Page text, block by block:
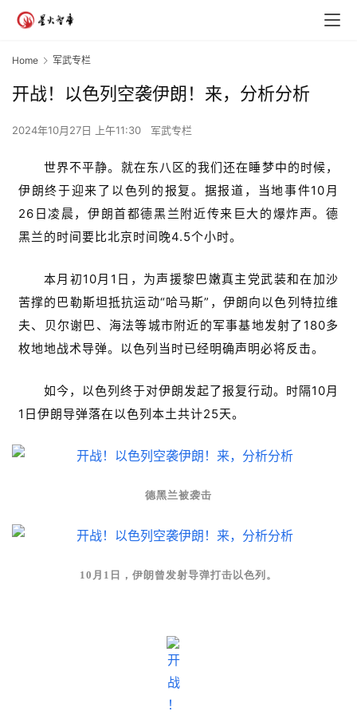
Home 军武专栏
开战！以色列空袭伊朗！来，分析分析
2024年10月27日 上午11:30 军武专栏
世界不平静。就在东八区的我们还在睡梦中的时候，
伊朗终于迎来了以色列的报复。据报道，当地事件10月
26日凌晨，伊朗首都德黑兰附近传来巨大的爆炸声。德
黑兰的时间要比北京时间晚4.5个小时。
本月初10月1日，为声援黎巴嫩真主党武装和在加沙
苦撑的巴勒斯坦抵抗运动“哈马斯”，伊朗向以色列特拉维
夫、贝尔谢巴、海法等城市附近的军事基地发射了180多
枚地地战术导弹。以色列当时已经明确声明必将反击。
如今，以色列终于对伊朗发起了报复行动。时隔10月
1日伊朗导弹落在以色列本土共计25天。
德黑兰被袭击
10月1日，伊朗曾发射导弹打击以色列。